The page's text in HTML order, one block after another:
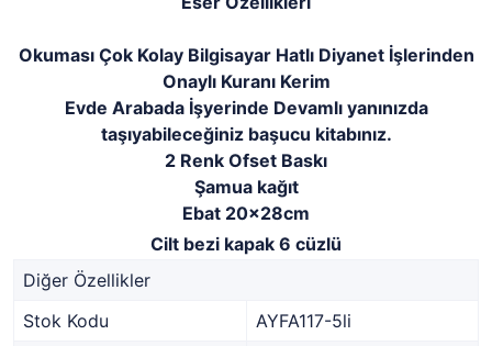
Okuması Çok Kolay Bilgisayar Hatlı Diyanet İşlerinden
Onaylı Kuranı Kerim
Evde Arabada İşyerinde Devamlı yanınızda
taşıyabileceğiniz başucu kitabınız.
2 Renk Ofset Baskı
Şamua kağıt
Ebat 20x28cm
Cilt bezi kapak 6 cüzlü
Diğer Özellikler
Stok Kodu
AYFA117-5li